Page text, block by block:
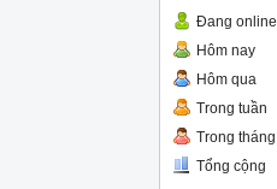
Đang online
Hôm nay
Hôm qua
Trong tuần
Trong tháng
Tổng cộng